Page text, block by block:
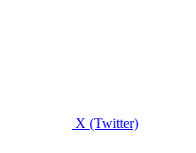
X (Twitter)